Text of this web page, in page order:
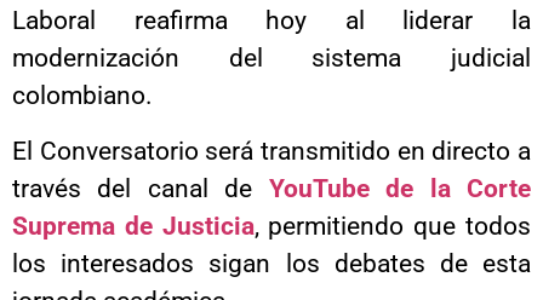
Laboral reafirma hoy al liderar la
modernización del sistema judicial
colombiano.
El Conversatorio será transmitido en directo a
través del canal de YouTube de la Corte
Suprema de Justicia, permitiendo que todos
los interesados sigan los debates de esta